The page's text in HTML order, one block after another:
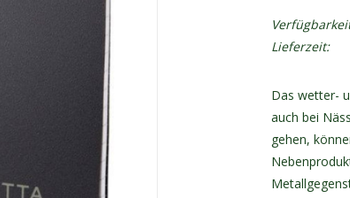
Lieferzeit:
Das wetter-
auch bei
gehen,